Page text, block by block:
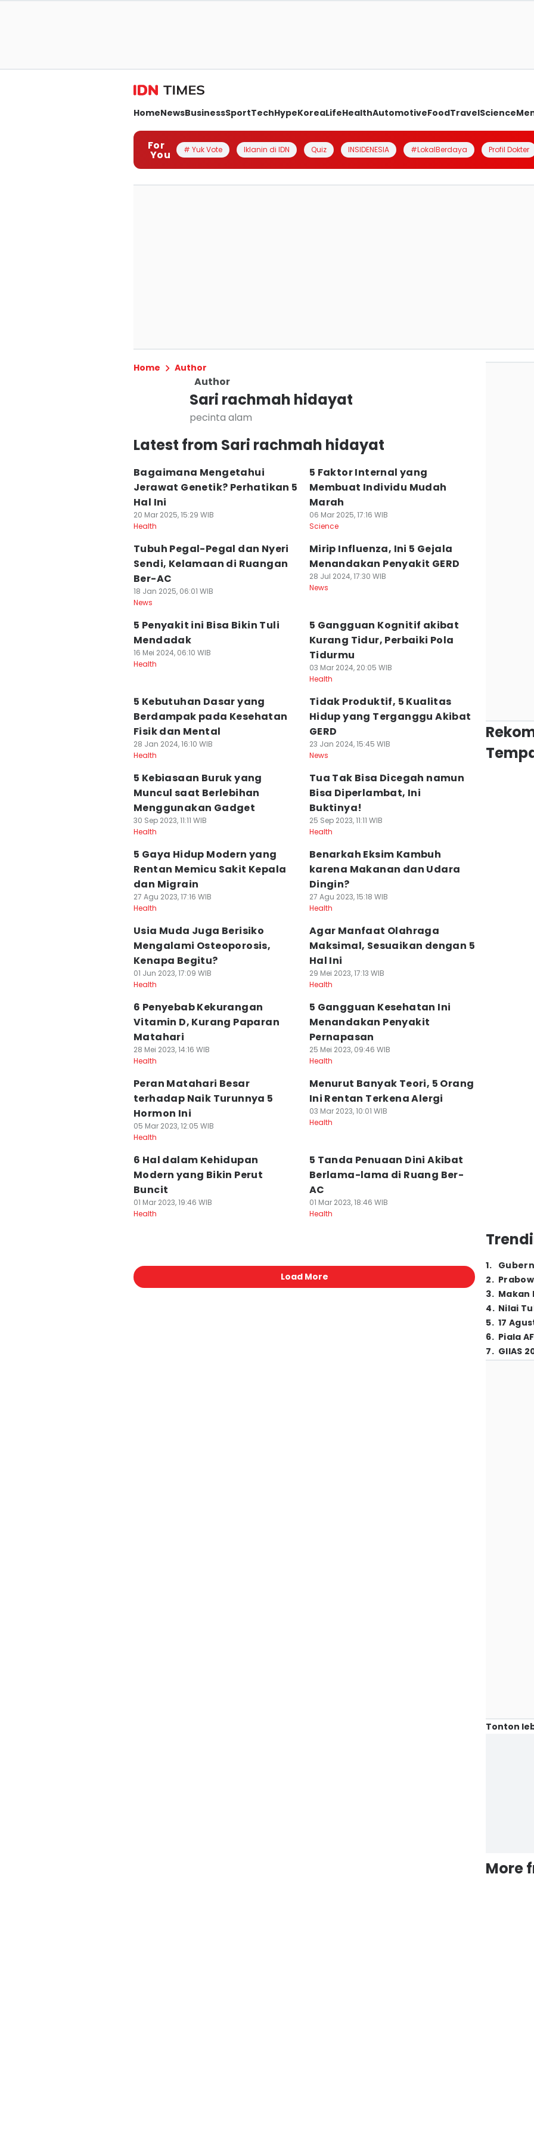
HomeNewsBusinessSportTechHypeKoreaLifeHealthAutomotiveFoodTravelScience
For
You # Yuk Vote Iklanin di IDN Quiz INSIDENESIA #LokalBerdaya Profil Dokter
Home Author
Author
Sari rachmah hidayat
pecinta alam
Latest from Sari rachmah hidayat
Bagaimana Mengetahui
Jerawat Genetik? Perhatikan 5
Hal Ini
20 Mar 2025, 15:29 WIB
Health
5 Faktor Internal yang
Membuat Individu Mudah
Marah
06 Mar 2025, 17:16 WIB
Science
Tubuh Pegal-Pegal dan Nyeri
Sendi, Kelamaan di Ruangan
Ber-AC
18 Jan 2025, 06:01 WIB
News
Mirip Influenza, Ini 5 Gejala
Menandakan Penyakit GERD
28 Jul 2024, 17:30 WIB
News
5 Penyakit ini Bisa Bikin Tuli
Mendadak
16 Mei 2024, 06:10 WIB
Health
5 Gangguan Kognitif akibat
Kurang Tidur, Perbaiki Pola
Tidurmu
03 Mar 2024, 20:05 WIB
Health
5 Kebutuhan Dasar yang
Berdampak pada Kesehatan
Fisik dan Mental
28 Jan 2024, 16:10 WIB
Health
Tidak Produktif, 5 Kualitas
Hidup yang Terganggu Akibat
GERD
23 Jan 2024, 15:45 WIB
News
5 Kebiasaan Buruk yang
Muncul saat Berlebihan
Menggunakan Gadget
30 Sep 2023, 11:11 WIB
Health
Tua Tak Bisa Dicegah namun
Bisa Diperlambat, Ini
Buktinya!
25 Sep 2023, 11:11 WIB
Health
5 Gaya Hidup Modern yang
Rentan Memicu Sakit Kepala
dan Migrain
27 Agu 2023, 17:16 WIB
Health
Benarkah Eksim Kambuh
karena Makanan dan Udara
Dingin?
27 Agu 2023, 15:18 WIB
Health
Usia Muda Juga Berisiko
Mengalami Osteoporosis,
Kenapa Begitu?
01 Jun 2023, 17:09 WIB
Health
Agar Manfaat Olahraga
Maksimal, Sesuaikan dengan 5
Hal Ini
29 Mei 2023, 17:13 WIB
Health
6 Penyebab Kekurangan
Vitamin D, Kurang Paparan
Matahari
28 Mei 2023, 14:16 WIB
Health
5 Gangguan Kesehatan Ini
Menandakan Penyakit
Pernapasan
25 Mei 2023, 09:46 WIB
Health
Peran Matahari Besar
terhadap Naik Turunnya 5
Hormon Ini
05 Mar 2023, 12:05 WIB
Health
Menurut Banyak Teori, 5 Orang
Ini Rentan Terkena Alergi
03 Mar 2023, 10:01 WIB
Health
6 Hal dalam Kehidupan
Modern yang Bikin Perut
Buncit
01 Mar 2023, 19:46 WIB
Health
5 Tanda Penuaan Dini Akibat
Berlama-lama di Ruang Ber-
AC
01 Mar 2023, 18:46 WIB
Health
Load More
1.
2.
3. Makan
4. Nilai
5. 17
6. Piala
7. GIIAS
Tonton
More